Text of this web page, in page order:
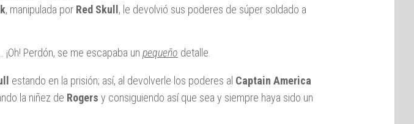
, manipulada por Red Skull, le devolvió sus poderes de súper soldado a
Perdón, se me escapaba un pequeño detalle.
estando en la prisión; así, al devolverle los poderes al Captain America
la niñez de Rogers y consiguiendo así que sea y siempre haya sido un